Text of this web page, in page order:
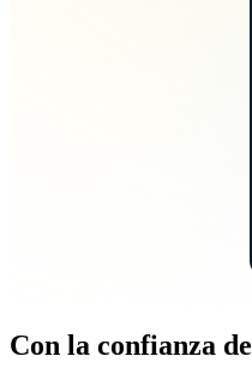
Con la confianza